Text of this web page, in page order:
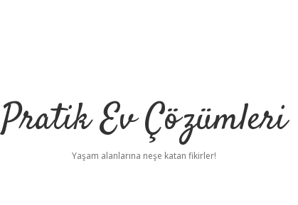
Pratik Ev Çözümleri
Yaşam alanlarına neşe katan fikirler!